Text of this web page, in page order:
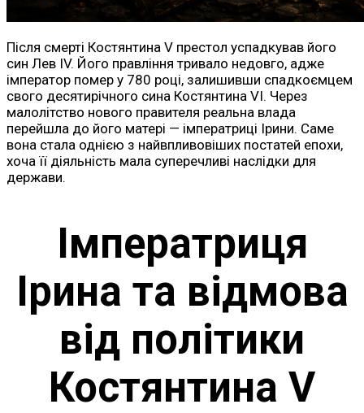
Після смерті Костянтина V престол успадкував його
син Лев IV. Його правління тривало недовго, адже
імператор помер у 780 році, залишивши спадкоємцем
свого десятирічного сина Костянтина VI. Через
малолітство нового правителя реальна влада
перейшла до його матері — імператриці Ірини. Саме
вона стала однією з найвпливовіших постатей епохи,
хоча її діяльність мала суперечливі наслідки для
держави.
Імператриця
Ірина та відмова
від політики
Костянтина V